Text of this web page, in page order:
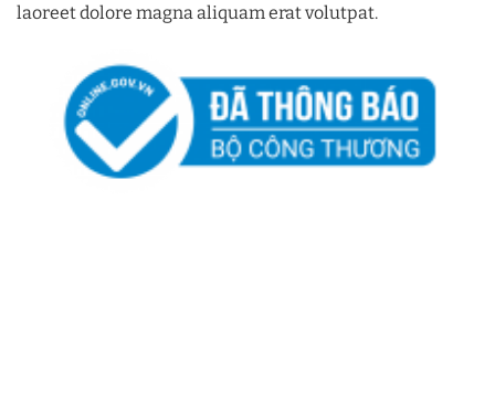
laoreet dolore magna aliquam erat volutpat.